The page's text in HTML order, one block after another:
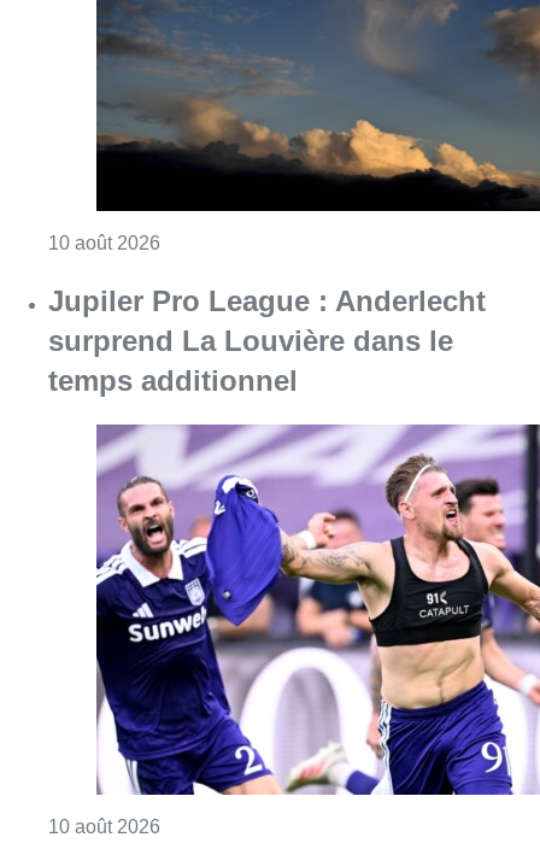
10 août 2026
Jupiler Pro League : Anderlecht
surprend La Louvière dans le
temps additionnel
10 août 2026